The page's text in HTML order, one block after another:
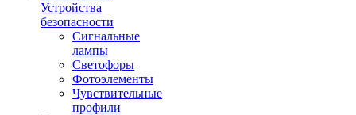
Устройства
безопасности
Сигнальные
лампы
Светофоры
Фотоэлементы
Чувствительные
профили